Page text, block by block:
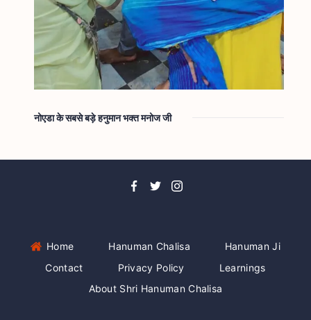
नोएडा के सबसे बड़े हनुमान भक्त मनोज जी
Home Hanuman Chalisa
Hanuman Ji
Contact
Privacy Policy
Learnings
About Shri Hanuman Chalisa